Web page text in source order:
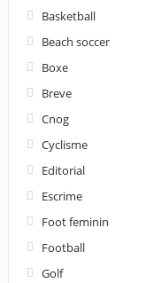
Basketball
Beach soccer
Boxe
Breve
Cnog
Cyclisme
Editorial
Escrime
Foot feminin
Football
Golf